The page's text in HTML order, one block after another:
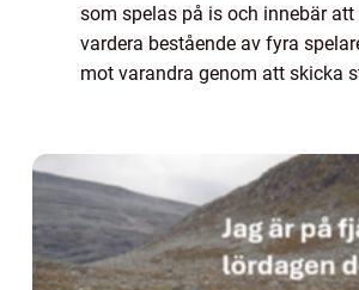
som spelas på is och innebär att
vardera bestående av fyra
mot varandra genom att skicka